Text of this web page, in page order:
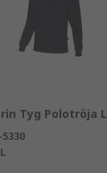
Tyg Polotröja L
5330